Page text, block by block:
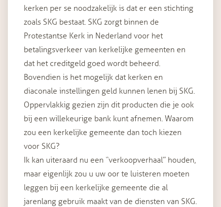
kerken per se noodzakelijk is dat er een stichting
zoals SKG bestaat. SKG zorgt binnen de
Protestantse Kerk in Nederland voor het
betalingsverkeer van kerkelijke gemeenten en
dat het creditgeld goed wordt beheerd.
Bovendien is het mogelijk dat kerken en
diaconale instellingen geld kunnen lenen bij SKG.
Oppervlakkig gezien zijn dit producten die je ook
bij een willekeurige bank kunt afnemen. Waarom
zou een kerkelijke gemeente dan toch kiezen
voor SKG?
Ik kan uiteraard nu een “verkoopverhaal” houden,
maar eigenlijk zou u uw oor te luisteren moeten
leggen bij een kerkelijke gemeente die al
jarenlang gebruik maakt van de diensten van SKG.